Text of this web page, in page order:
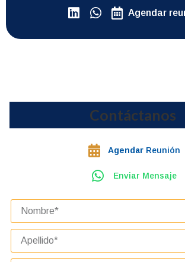
Agendar
Contáctanos
Agendar Reunión
Enviar Mensaje